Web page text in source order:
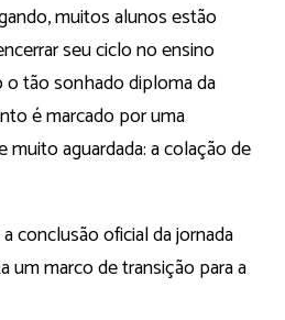
muitos alunos estão
seu ciclo no ensino
tão sonhado diploma da
é marcado por uma
muito aguardada: a colação de
conclusão oficial da jornada
um marco de transição para a